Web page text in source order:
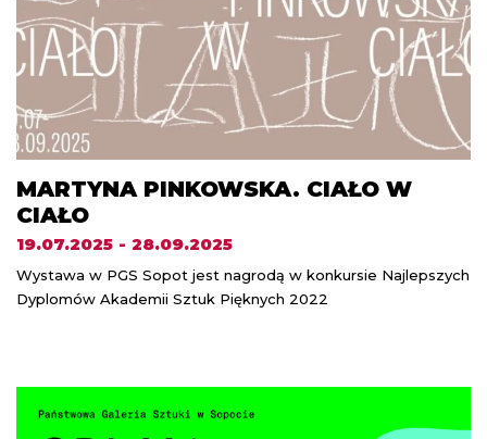
MARTYNA PINKOWSKA. CIAŁO W
CIAŁO
19.07.2025 - 28.09.2025
Wystawa w PGS Sopot jest nagrodą w konkursie Najlepszych
Dyplomów Akademii Sztuk Pięknych 2022